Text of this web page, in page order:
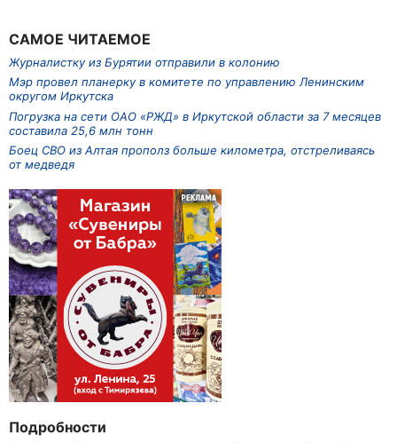
САМОЕ ЧИТАЕМОЕ
Журналистку из Бурятии отправили в колонию
Мэр провел планерку в комитете по управлению Ленинским
округом Иркутска
Погрузка на сети ОАО «РЖД» в Иркутской области за 7 месяцев
составила 25,6 млн тонн
Боец СВО из Алтая прополз больше километра, отстреливаясь
от медведя
Подробности